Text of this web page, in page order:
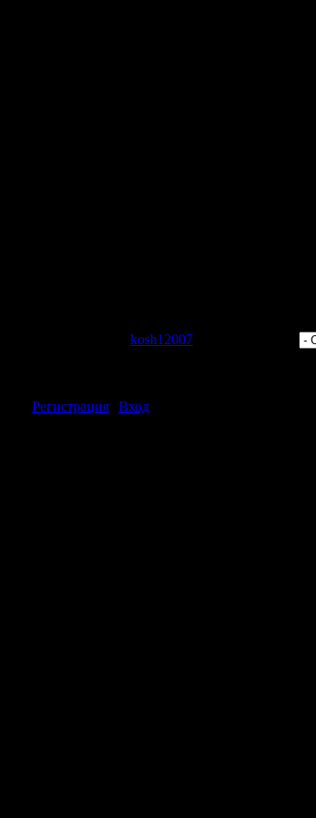
kosh12007
Регистрация| Вход]